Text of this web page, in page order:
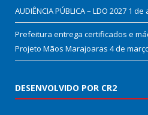
AUDIÊNCIA PÚBLICA – LDO 2027 1 de
Prefeitura entrega certificados e
Projeto Mãos Marajoaras 4 de
DESENVOLVIDO POR CR2